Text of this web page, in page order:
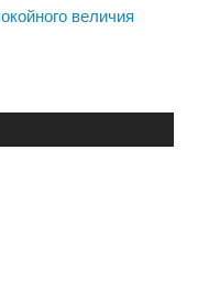
величия